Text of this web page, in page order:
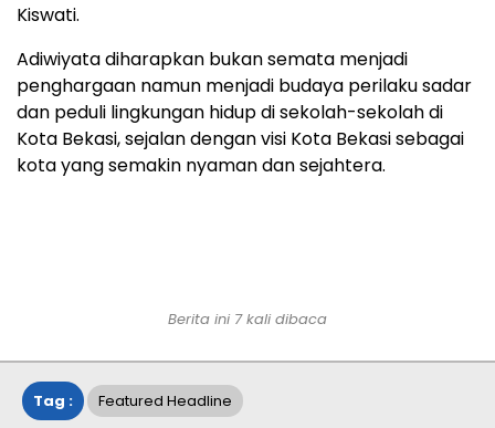
Kiswati.
Adiwiyata diharapkan bukan semata menjadi
penghargaan namun menjadi budaya perilaku sadar
dan peduli lingkungan hidup di sekolah-sekolah di
Kota Bekasi, sejalan dengan visi Kota Bekasi sebagai
kota yang semakin nyaman dan sejahtera.
Berita ini 7 kali dibaca
Tag : Featured Headline